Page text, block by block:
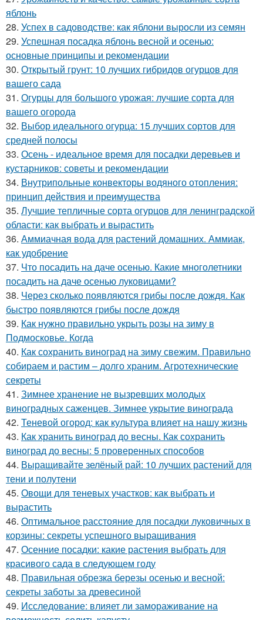
яблонь
28. Успех в садоводстве: как яблони выросли из семян
29. Успешная посадка яблонь весной и осенью:
основные принципы и рекомендации
30. Открытый грунт: 10 лучших гибридов огурцов для
вашего сада
31. Огурцы для большого урожая: лучшие сорта для
вашего огорода
32. Выбор идеального огурца: 15 лучших сортов для
средней полосы
33. Осень - идеальное время для посадки деревьев и
кустарников: советы и рекомендации
34. Внутрипольные конвекторы водяного отопления:
принцип действия и преимущества
35. Лучшие тепличные сорта огурцов для ленинградской
области: как выбрать и вырастить
36. Аммиачная вода для растений домашних. Аммиак,
как удобрение
37. Что посадить на даче осенью. Какие многолетники
посадить на даче осенью луковицами?
38. Через сколько появляются грибы после дождя. Как
быстро появляются грибы после дождя
39. Как нужно правильно укрыть розы на зиму в
Подмосковье. Когда
40. Как сохранить виноград на зиму свежим. Правильно
собираем и растим – долго храним. Агротехнические
секреты
41. Зимнее хранение не вызревших молодых
виноградных саженцев. Зимнее укрытие винограда
42. Теневой огород: как культура влияет на нашу жизнь
43. Как хранить виноград до весны. Как сохранить
виноград до весны: 5 проверенных способов
44. Выращивайте зелёный рай: 10 лучших растений для
тени и полутени
45. Овощи для теневых участков: как выбрать и
вырастить
46. Оптимальное расстояние для посадки луковичных в
корзины: секреты успешного выращивания
47. Осенние посадки: какие растения выбрать для
красивого сада в следующем году
48. Правильная обрезка березы осенью и весной:
секреты заботы за древесиной
49. Исследование: влияет ли замораживание на